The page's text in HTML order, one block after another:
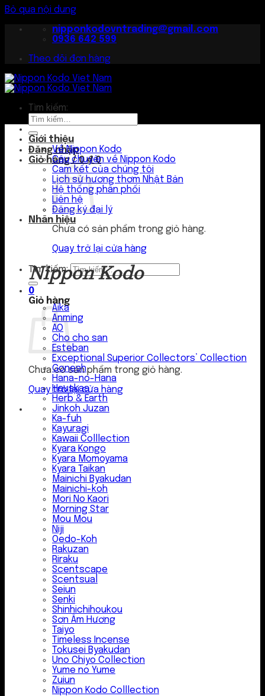
Bỏ qua nội dung
nipponkodovntrading@gmail.com
0936 642 599
Theo dõi đơn hàng
Tìm kiếm:
Đăng nhập
Giỏ hàng /0₫ 0
Chưa có sản phẩm trong giỏ hàng.
Quay trở lại cửa hàng
Tìm kiếm:
0
Giỏ hàng
Chưa có sản phẩm trong giỏ hàng.
Quay trở lại cửa hàng
Giới thiệu
Về Nippon Kodo
Câu chuyện về Nippon Kodo
Cam kết của chúng tôi
Lịch sử hương thơm Nhật Bản
Hệ thống phân phối
Liên hệ
Đăng ký đại lý
Nhãn hiệu
Nippon Kodo
Aika
Anming
AO
Cho cho san
Esteban
Exceptional Superior Collectors’ Collection
Gonesh
Hana-no-Hana
Hauskaa
Herb & Earth
Jinkoh Juzan
Ka-fuh
Kayuragi
Kawaii Colllection
Kyara Kongo
Kyara Momoyama
Kyara Taikan
Mainichi Byakudan
Mainichi-koh
Mori No Kaori
Morning Star
Mou Mou
Niji
Oedo-Koh
Rakuzan
Riraku
Scentscape
Scentsual
Seiun
Senki
Shinhichihoukou
Sơn Âm Hương
Taiyo
Timeless Incense
Tokusei Byakudan
Uno Chiyo Collection
Yume no Yume
Zuiun
Nippon Kodo Colllection